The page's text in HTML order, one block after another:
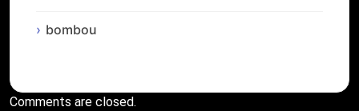
bombou
Comments are closed.